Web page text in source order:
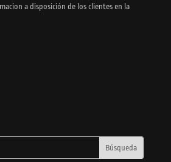
a disposición de los clientes en la